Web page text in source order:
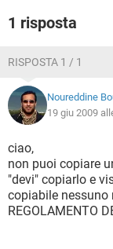
1 risposta
RISPOSTA 1 / 1
Noureddine
19 giu 2009
ciao,
non puoi copiare
"devi" copiarlo e
copiabile nessuno
REGOLAMENTO